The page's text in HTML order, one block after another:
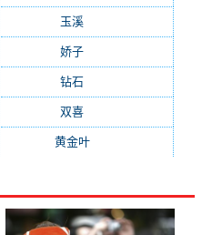
玉溪
娇子
钻石
双喜
黄金叶(151)